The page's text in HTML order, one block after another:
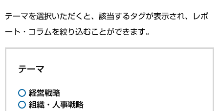
テーマを選択いただくと、該当するタグが表示され、レポ
ート・コラムを絞り込むことができます。
テーマ
経営戦略
組織・人事戦略